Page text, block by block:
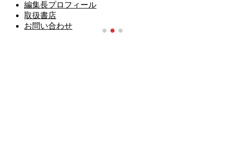
編集長プロフィール
取扱書店
お問い合わせ